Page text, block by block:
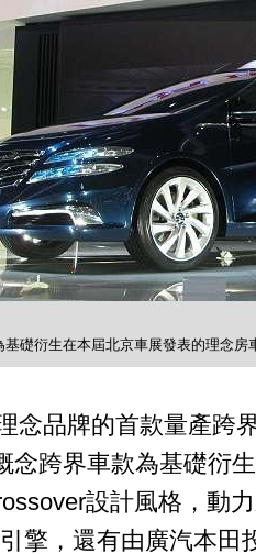
基礎衍生在本屆北京車展發表的理念房
念品牌的首款量產跨
念跨界車款為基礎衍
設計風格，動
擎，還有由廣汽本